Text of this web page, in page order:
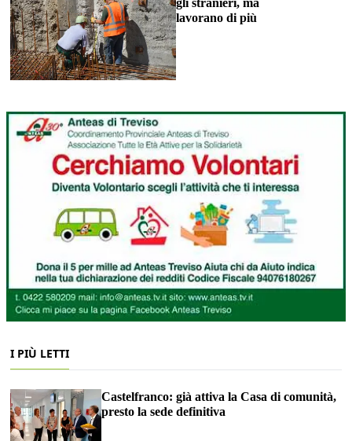
lavorano di più
I PIÙ LETTI
Castelfranco: già attiva la Casa di comunità,
presto la sede definitiva